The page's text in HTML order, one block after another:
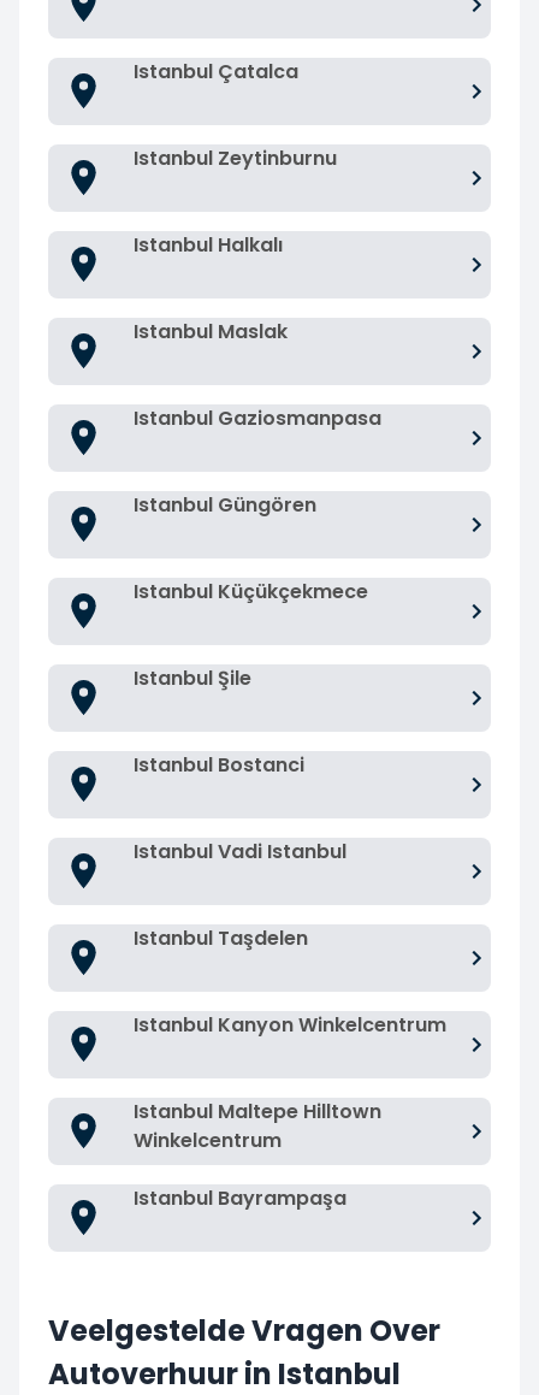
Istanbul Çatalca
Istanbul Zeytinburnu
Istanbul Halkalı
Istanbul Maslak
Istanbul Gaziosmanpasa
Istanbul Güngören
Istanbul Küçükçekmece
Istanbul Şile
Istanbul Bostanci
Istanbul Vadi Istanbul
Istanbul Taşdelen
Istanbul Kanyon Winkelcentrum
Istanbul Maltepe Hilltown
Winkelcentrum
Istanbul Bayrampaşa
Veelgestelde Vragen Over
Autoverhuur in Istanbul